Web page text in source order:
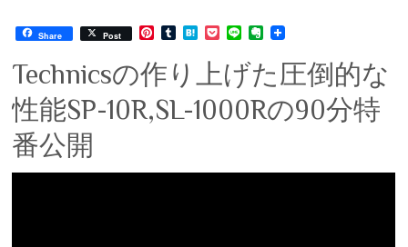
Share Post
P
n
t
e
r
e
T
m
b
l
H
n
a
P
c
k
e
t
L
n
e
E
r
n
o
t
Technicsの作り上げた圧倒的な
性能SP-10R,SL-1000Rの90分特
番公開